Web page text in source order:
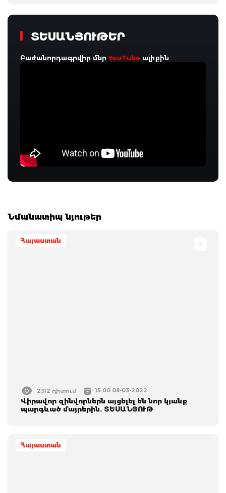
ՏԵՍԱՆՅՈՒԹԵՐ
Բաժանորդագրվիր մերYouTube ալիքին
Նմանատիպ նյութեր
Հայաստան
2312 դիտում 15:00 08-03-2022
Վիրավոր զինվորներն այցելել են նոր կյանք
պարգևած մայրերին. ՏԵՍԱՆՅՈՒԹ
Հայաստան